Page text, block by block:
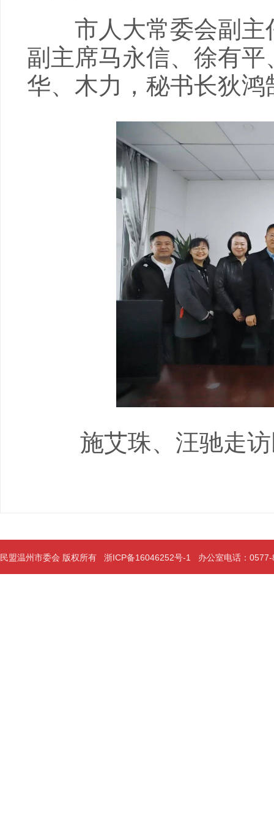
市人大常委会副主
副主席马永信、徐有
华、木力，秘书长狄
施艾珠、汪驰走访
民盟温州市委会 版权所有 浙ICP备16046252号-1 办公室电话：